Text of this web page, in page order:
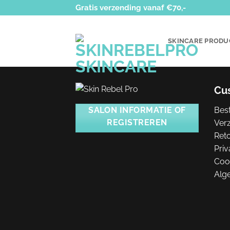
naar
Gratis verzending vanaf €70,-
SKINCARE
SALON INFORMATIE OF
REGISTREREN